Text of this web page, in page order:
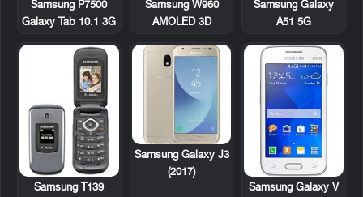
Samsung Galaxy
A51 5G
Samsung W960
AMOLED 3D
Samsung P7500
Galaxy Tab 10.1 3G
Samsung Galaxy V
Samsung Galaxy J3
(2017)
Samsung T139